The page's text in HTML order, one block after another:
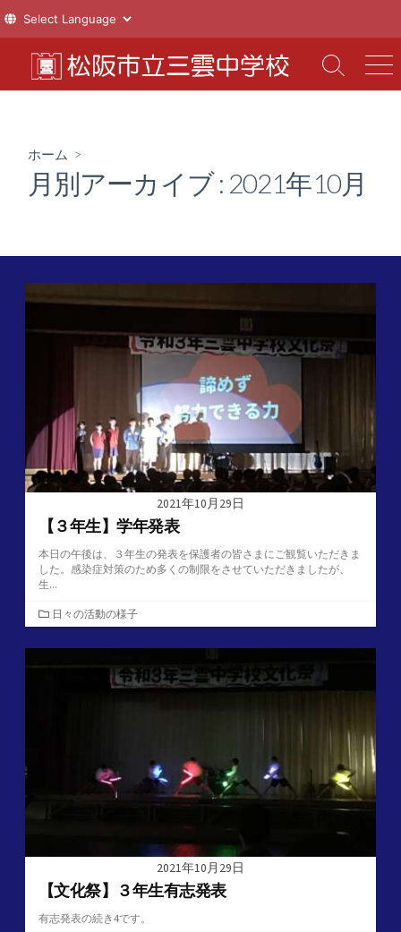
テ
検
索
メ
ニ
ホーム >
月別アーカイブ : 2021年10月
2021年10月29日
【３年生】学年発表
本日の午後は、３年生の発表を保護者の皆さまにご観覧いただきま
した。感染症対策のため多くの制限をさせていただきましたが、
生...
カ
テ
ゴ
日々の活動の様子
2021年10月29日
【文化祭】３年生有志発表
有志発表の続き4です。